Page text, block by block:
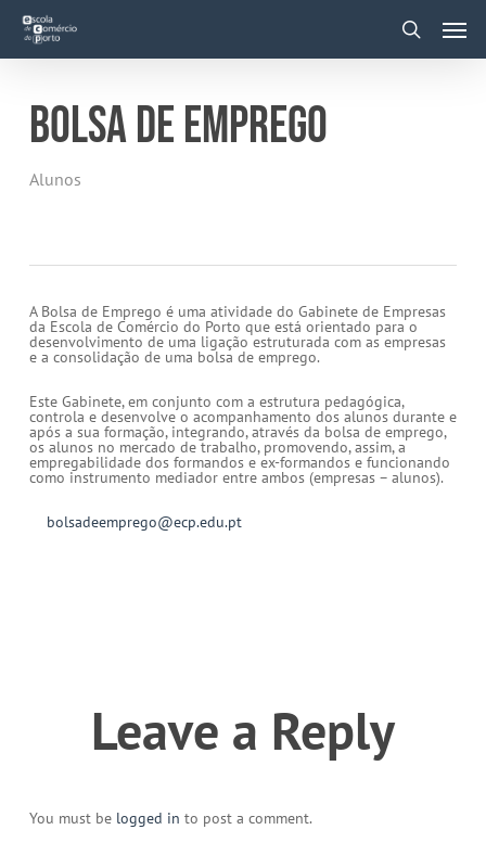
main
BOLSA DE EMPREGO
Alunos
A Bolsa de Emprego é uma atividade do Gabinete de Empresas
da Escola de Comércio do Porto que está orientado para o
desenvolvimento de uma ligação estruturada com as empresas
e a consolidação de uma bolsa de emprego.
Este Gabinete, em conjunto com a estrutura pedagógica,
controla e desenvolve o acompanhamento dos alunos durante e
após a sua formação, integrando, através da bolsa de emprego,
os alunos no mercado de trabalho, promovendo, assim, a
empregabilidade dos formandos e ex-formandos e funcionando
como instrumento mediador entre ambos (empresas – alunos).
bolsadeemprego@ecp.edu.pt
Leave a Reply
You must be logged in to post a comment.